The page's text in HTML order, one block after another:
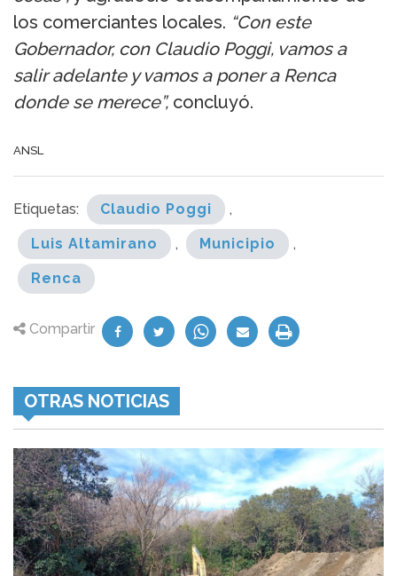
los comerciantes locales. “Con este
Gobernador, con Claudio Poggi, vamos a
salir adelante y vamos a poner a Renca
donde se merece”,concluyó.
ANSL
Etiquetas: Claudio Poggi ,
Luis Altamirano , Municipio ,
Renca
Compartir
OTRAS NOTICIAS